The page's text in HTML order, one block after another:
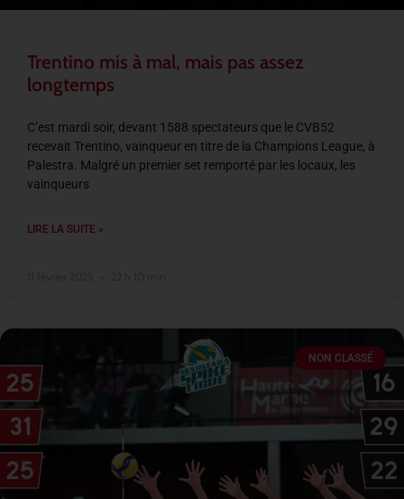
Trentino mis à mal, mais pas assez
longtemps
C’est mardi soir, devant 1588 spectateurs que le CVB52
recevait Trentino, vainqueur en titre de la Champions League, à
Palestra. Malgré un premier set remporté par les locaux, les
vainqueurs
LIRE LA SUITE »
NON CLASSÉ